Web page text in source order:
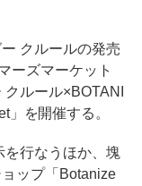
クルールの発売
ーズマーケット
ルール×BOTANI
を開催する。
行なうほか、塊
ップ「Botanize